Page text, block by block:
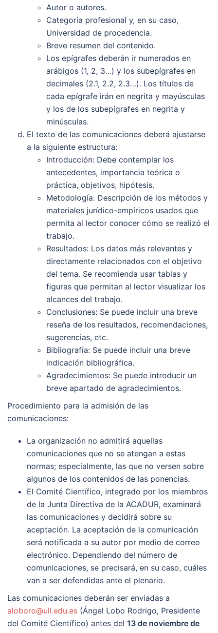
Autor o autores.
Categoría profesional y, en su caso,
Universidad de procedencia.
Breve resumen del contenido.
Los epígrafes deberán ir numerados en
arábigos (1, 2, 3…) y los subepígrafes en
decimales (2.1, 2.2, 2.3…). Los títulos de
cada epígrafe irán en negrita y mayúsculas
y los de los subepígrafes en negrita y
minúsculas.
El texto de las comunicaciones deberá ajustarse
a la siguiente estructura:
Introducción: Debe contemplar los
antecedentes, importancia teórica o
práctica, objetivos, hipótesis.
Metodología: Descripción de los métodos y
materiales jurídico-empíricos usados que
permita al lector conocer cómo se realizó el
trabajo.
Resultados: Los datos más relevantes y
directamente relacionados con el objetivo
del tema. Se recomienda usar tablas y
figuras que permitan al lector visualizar los
alcances del trabajo.
Conclusiones: Se puede incluir una breve
reseña de los resultados, recomendaciones,
sugerencias, etc.
Bibliografía: Se puede incluir una breve
indicación bibliográfica.
Agradecimientos: Se puede introducir un
breve apartado de agradecimientos.
Procedimiento para la admisión de las
comunicaciones:
La organización no admitirá aquellas
comunicaciones que no se atengan a estas
normas; especialmente, las que no versen sobre
algunos de los contenidos de las ponencias.
El Comité Científico, integrado por los miembros
de la Junta Directiva de la ACADUR, examinará
las comunicaciones y decidirá sobre su
aceptación. La aceptación de la comunicación
será notificada a su autor por medio de correo
electrónico. Dependiendo del número de
comunicaciones, se precisará, en su caso, cuáles
van a ser defendidas ante el plenario.
Las comunicaciones deberán ser enviadas a
aloboro@ull.edu.es (Ángel Lobo Rodrigo, Presidente
del Comité Científico) antes del 13 de noviembre de